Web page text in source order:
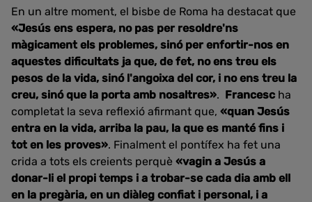
En un altre moment, el bisbe de Roma ha destacat que
«Jesús ens espera, no pas per resoldre'ns
màgicament els problemes, sinó per enfortir-nos en
aquestes dificultats ja que, de fet, no ens treu els
pesos de la vida, sinó l'angoixa del cor, i no ens treu la
creu, sinó que la porta amb nosaltres». Francesc ha
completat la seva reflexió afirmant que, «quan Jesús
entra en la vida, arriba la pau, la que es manté fins i
tot en les proves». Finalment el pontífex ha fet una
crida a tots els creients perquè «vagin a Jesús a
donar-li el propi temps i a trobar-se cada dia amb ell
en la pregària, en un diàleg confiat i personal, i a